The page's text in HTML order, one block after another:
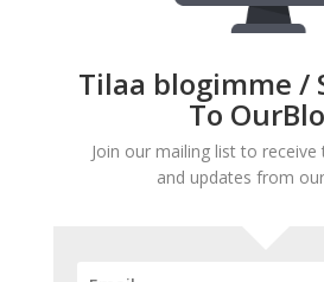
Tilaa blogimme /
To
Join our mailing list to
and updates from